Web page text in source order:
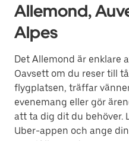
Allemond,
Alpes
Det Allemond är enklare
Oavsett om du reser till
flygplatsen, träffar
evenemang eller gör
att ta dig dit du behöver.
Uber-appen och ange